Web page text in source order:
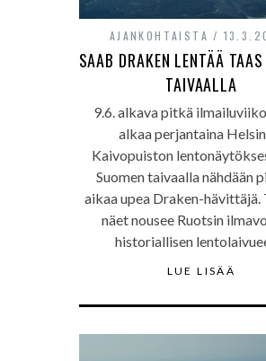
AJANKOHTAISTA
SAAB DRAKEN LENTÄÄ
TAIVAALLA
9.6. alkava pitkä
alkaa perjantaina
Kaivopuiston
Suomen taivaalla nähdään
aikaa upea Draken-hävittäjä.
näet nousee Ruotsin
historiallisen
LUE LISÄÄ